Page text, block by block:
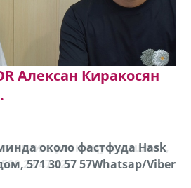
Алексан Киракосян
и в розницу в мешках,
500 22 47 42
около фастфуда Hask
571 30 57 57Whatsap/Viber